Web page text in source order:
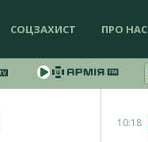
СОЦЗАХИСТ ПРО НАС
10:18